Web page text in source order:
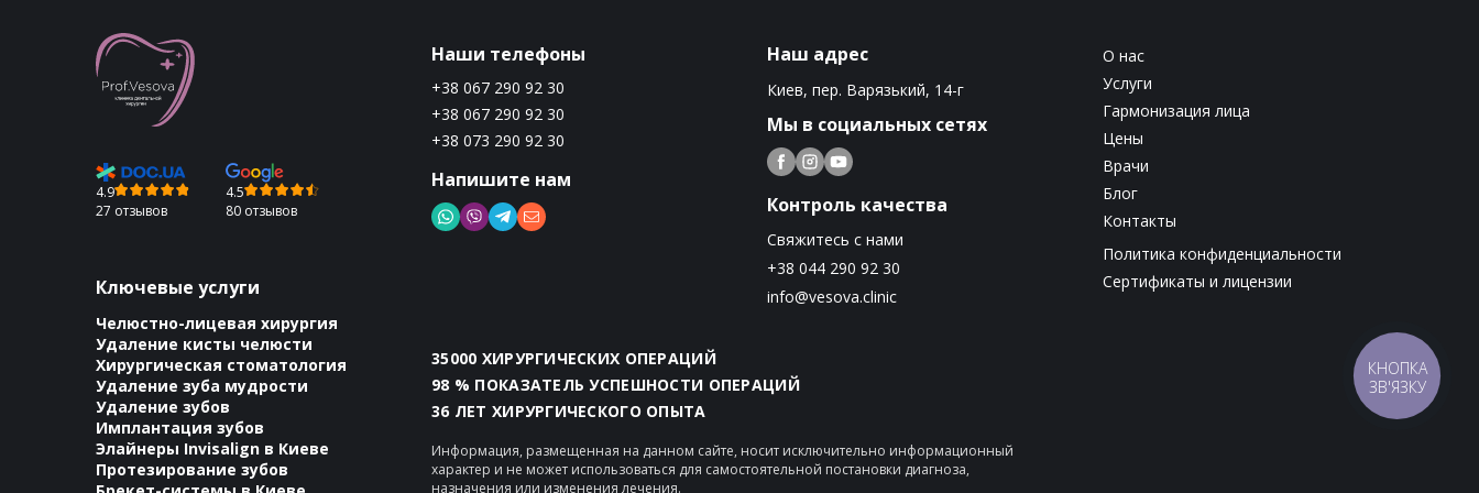
4.9
27 отзывов
4.5
80 отзывов
Ключевые услуги
Челюстно-лицевая хирургия
Удаление кисты челюсти
Хирургическая стоматология
Удаление зуба мудрости
Удаление зубов
Имплантация зубов
Элайнеры Invisalign в Киеве
Протезирование зубов
Наши телефоны
+38 067 290 92 30
+38 067 290 92 30
+38 073 290 92 30
Напишите нам
Наш адрес
Киев, пер. Варязький, 14-г
Мы в социальных сетях
Контроль качества
Свяжитесь с нами
+38 044 290 92 30
info@vesova.clinic
О нас
Услуги
Гармонизация лица
Цены
Врачи
Блог
Контакты
Политика конфиденциальности
Сертификаты и лицензии
35000 ХИРУРГИЧЕСКИХ ОПЕРАЦИЙ
98 % ПОКАЗАТЕЛЬ УСПЕШНОСТИ ОПЕРАЦИЙ
36 ЛЕТ ХИРУРГИЧЕСКОГО ОПЫТА
Информация, размещенная на данном сайте, носит исключительно информационный
характер и не может использоваться для самостоятельной постановки диагноза,
назначения или изменения лечения.
КНОПКА
ЗВ'ЯЗКУ